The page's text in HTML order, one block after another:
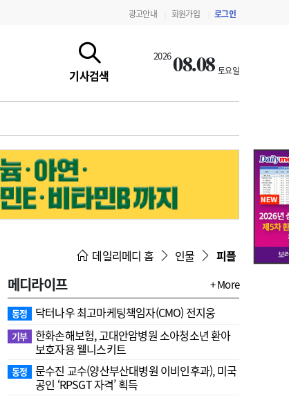
광고안내 회원가입 로그인
기사검색
202608.08 토요일
지침·기준·평가 약제급여 심사 결과
데일리메디 홈 인물 피플
메디라이프 + More
동정 닥터나우 최고마케팅책임자(CMO) 전지웅
기부 한화손해보험, 고대안암병원 소아청소년 환아
보호자용 웰니스키트
동정
문수진 교수( 양산부산대병원 이비인후과), 미국
공인 ‘RPSGT 자격’ 획득